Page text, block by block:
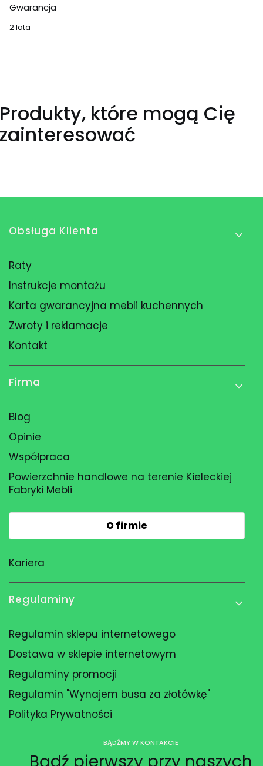
Gwarancja
2 lata
Produkty, które mogą Cię
zainteresować
Linki w stopce
Obsługa Klienta
Raty
Instrukcje montażu
Karta gwarancyjna mebli kuchennych
Zwroty i reklamacje
Kontakt
Firma
Blog
Opinie
Współpraca
Powierzchnie handlowe na terenie Kieleckiej
Fabryki Mebli
O firmie
Kariera
Regulaminy
Regulamin sklepu internetowego
Dostawa w sklepie internetowym
Regulaminy promocji
Regulamin "Wynajem busa za złotówkę"
Polityka Prywatności
BĄDŹMY W KONTAKCIE
Bądź pierwszy przy naszych